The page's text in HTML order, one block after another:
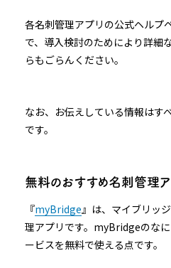
各名刺管理アプリの公式ヘルプ
で、導入検討のためにより詳細
らもごらんください。
なお、お伝えしている情報はす
です。
無料のおすすめ名刺管理ア
『myBridge 』は、マイブリッ
理アプリです。myBridgeのな
ービスを無料で使える点です。